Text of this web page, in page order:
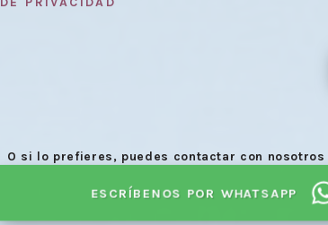
O si lo prefieres, puedes contactar con nosotros
ESCRÍBENOS POR WHATSAPP